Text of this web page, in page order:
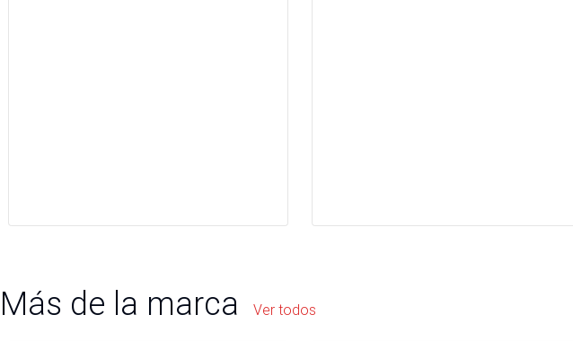
Más de la marca Ver todos